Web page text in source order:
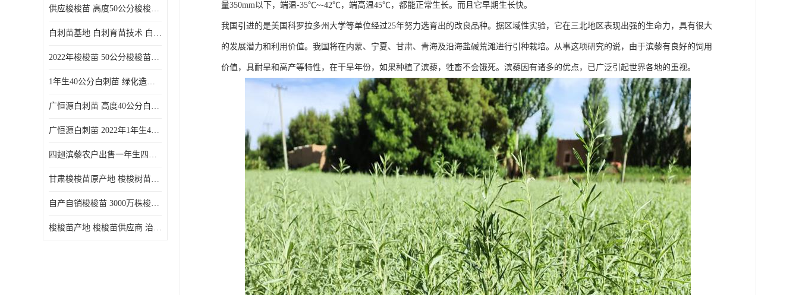
供应梭梭苗 高度50公分梭梭种苗基地 一手货源无中介
白刺苗基地 白刺育苗技术 白刺苗产地
2022年梭梭苗 50公分梭梭苗产地 沙漠绿化梭梭苗基地 提供技术
1年生40公分白刺苗 绿化造林白刺树苗
广恒源白刺苗 高度40公分白刺树苗
广恒源白刺苗 2022年1年生40公分白刺树苗
四翅滨藜农户出售一年生四翅滨藜各种规格四翅滨黎产地货源
甘肃梭梭苗原产地 梭梭树苗种植技术 梭梭种苗基地
自产自销梭梭苗 3000万株梭梭种苗供应 办理检疫全国发货
梭梭苗产地 梭梭苗供应商 治沙造林梭梭种苗 自产自销
量350mm以下，端温-35℃~-42℃，端高温45℃，都能正常生长。而且它早期生长快。
我国引进的是美国科罗拉多州大学等单位经过25年努力选育出的改良品种。据区域性实验，它在三北地区表现出强的生命力，具有很大
的发展潜力和利用价值。我国将在内蒙、宁夏、甘肃、青海及沿海盐碱荒滩进行引种栽培。从事这项研究的说，由于滨藜有良好的饲用
价值，具耐旱和高产等特性，在干旱年份，如果种植了滨藜，牲畜不会饿死。滨藜因有诸多的优点，已广泛引起世界各地的重视。